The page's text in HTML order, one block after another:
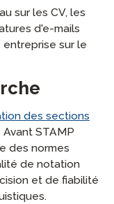
sur les CV, les
d'e-mails
sur le
des sections
STAMP
des normes
de notation
et de fiabilité